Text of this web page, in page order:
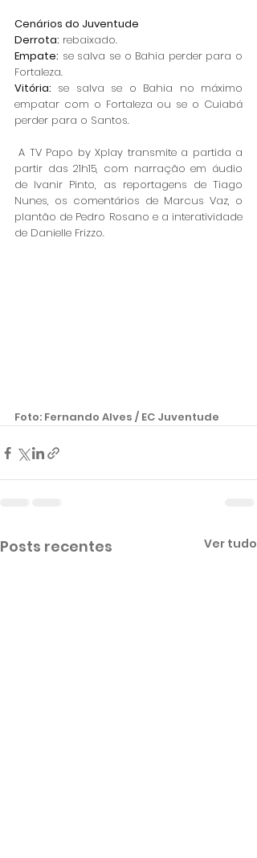
Cenários do Juventude
Derrota: rebaixado.
Empate: se salva se o Bahia perder para o
Fortaleza.
Vitória: se salva se o Bahia no máximo
empatar com o Fortaleza ou se o Cuiabá
perder para o Santos.
A TV Papo by Xplay transmite a partida a
partir das 21h15, com narração em áudio
de Ivanir Pinto, as reportagens de Tiago
Nunes, os comentários de Marcus Vaz, o
plantão de Pedro Rosano e a interatividade
de Danielle Frizzo.
Foto: Fernando Alves / EC Juventude
Posts recentes Ver tudo